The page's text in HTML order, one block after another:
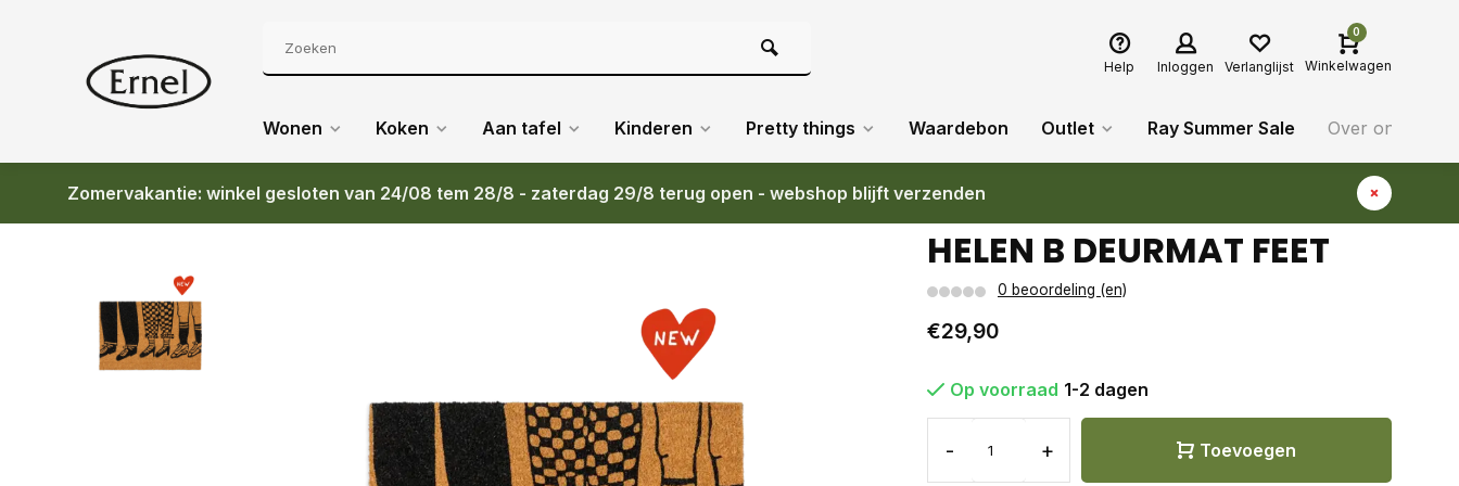
Help Inloggen Verlanglijst
0
Winkelwagen
Wonen Koken Aan tafel Kinderen Pretty things Waardebon Outlet Ray Summer Sale Over ons
Zomervakantie: winkel gesloten van 24/08 tem 28/8 - zaterdag 29/8 terug open - webshop blijft verzenden
Terug HELEN B DEURMAT FEET
HELEN B DEURMAT FEET
0 beoordeling (en)
€29,90
Op voorraad 1-2 dagen
- + Toevoegen